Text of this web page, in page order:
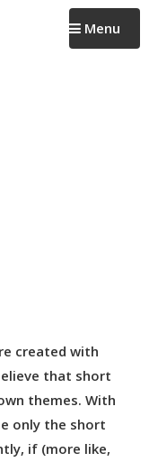
Menu
created with
that short
themes. With
only the short
if (more like,